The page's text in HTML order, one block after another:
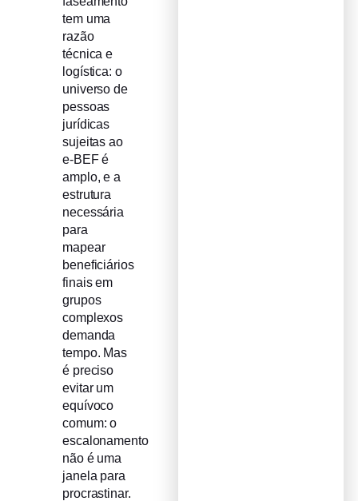
tem uma
razão
técnica e
logística: o
universo de
pessoas
jurídicas
sujeitas ao
e-BEF é
amplo, e a
estrutura
necessária
para
mapear
beneficiários
finais em
grupos
complexos
demanda
tempo. Mas
é preciso
evitar um
equívoco
comum: o
escalonamento
não é uma
janela para
procrastinar.